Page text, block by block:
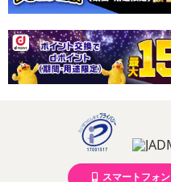
スマートフォン